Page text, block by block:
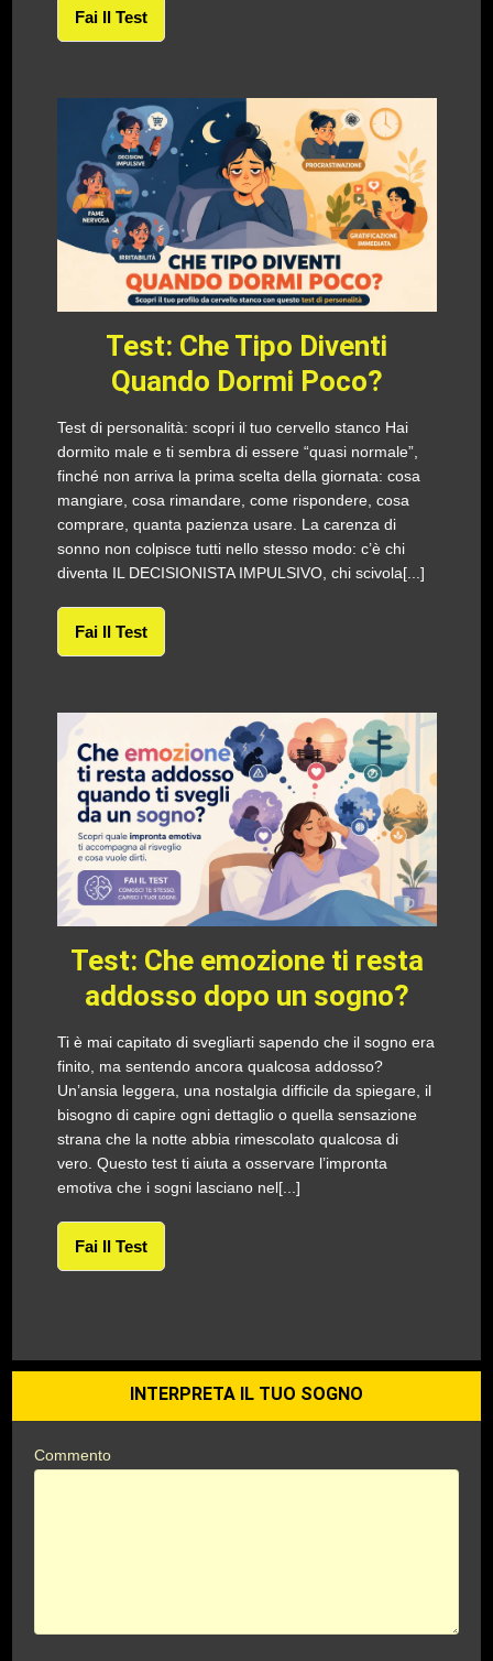
Fai Il Test
Test: Che Tipo Diventi
Quando Dormi Poco?
Test di personalità: scopri il tuo cervello stanco Hai
dormito male e ti sembra di essere “quasi normale”,
finché non arriva la prima scelta della giornata: cosa
mangiare, cosa rimandare, come rispondere, cosa
comprare, quanta pazienza usare. La carenza di
sonno non colpisce tutti nello stesso modo: c’è chi
diventa IL DECISIONISTA IMPULSIVO, chi scivola[...]
Fai Il Test
Test: Che emozione ti resta
addosso dopo un sogno?
Ti è mai capitato di svegliarti sapendo che il sogno era
finito, ma sentendo ancora qualcosa addosso?
Un’ansia leggera, una nostalgia difficile da spiegare, il
bisogno di capire ogni dettaglio o quella sensazione
strana che la notte abbia rimescolato qualcosa di
vero. Questo test ti aiuta a osservare l’impronta
emotiva che i sogni lasciano nel[...]
Fai Il Test
INTERPRETA IL TUO SOGNO
Commento